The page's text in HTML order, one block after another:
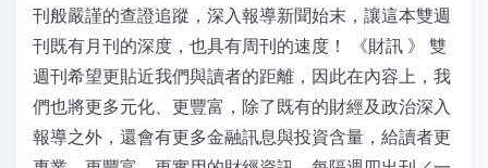
刊般嚴謹的查證追蹤，深入報導新聞始末，讓這本雙週
刊既有月刊的深度，也具有周刊的速度！ 《財訊 》 雙
週刊希望更貼近我們與讀者的距離，因此在內容上，我
們也將更多元化、更豐富，除了既有的財經及政治深入
報導之外，還會有更多金融訊息與投資含量，給讀者更